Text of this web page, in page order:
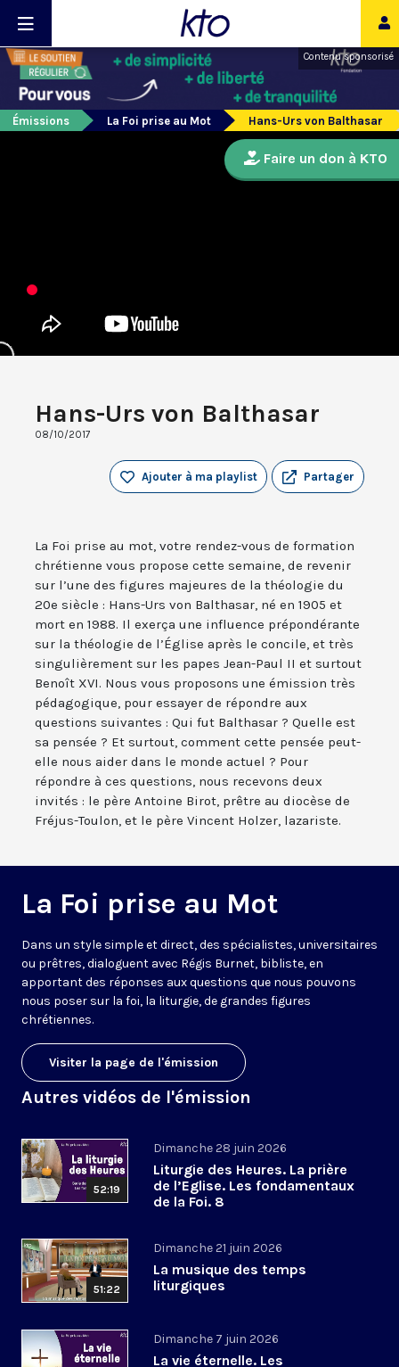
Contenu sponsorisé
Émissions La Foi prise au Mot Hans-Urs von Balthasar
Hans-Urs von Balthasar
08/10/2017
Partager
Ajouter à ma playlist
La Foi prise au mot, votre rendez-vous de formation
chrétienne vous propose cette semaine, de revenir
sur l’une des figures majeures de la théologie du
20e siècle : Hans-Urs von Balthasar, né en 1905 et
mort en 1988. Il exerça une influence prépondérante
sur la théologie de l’Église après le concile, et très
singulièrement sur les papes Jean-Paul II et surtout
Benoît XVI. Nous vous proposons une émission très
pédagogique, pour essayer de répondre aux
questions suivantes : Qui fut Balthasar ? Quelle est
sa pensée ? Et surtout, comment cette pensée peut-
elle nous aider dans le monde actuel ? Pour
répondre à ces questions, nous recevons deux
invités : le père Antoine Birot, prêtre au diocèse de
Fréjus-Toulon, et le père Vincent Holzer, lazariste.
La Foi prise au Mot
Dans un style simple et direct, des spécialistes, universitaires
ou prêtres, dialoguent avec Régis Burnet, bibliste, en
apportant des réponses aux questions que nous pouvons
nous poser sur la foi, la liturgie, de grandes figures
chrétiennes.
Visiter la page de l'émission
Autres vidéos de l'émission
52:19
Dimanche 28 juin 2026
Liturgie des Heures. La prière
de l’Eglise. Les fondamentaux
de la Foi. 8
51:22
Dimanche 21 juin 2026
La musique des temps
liturgiques
Dimanche 7 juin 2026
La vie éternelle. Les
Faire un don à KTO